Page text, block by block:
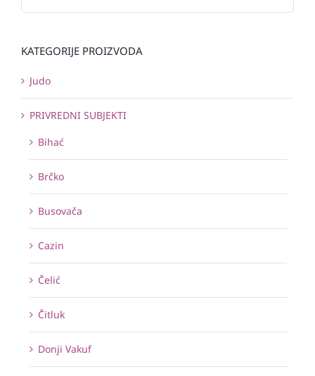
KATEGORIJE PROIZVODA
Judo
PRIVREDNI SUBJEKTI
Bihać
Brčko
Busovača
Cazin
Čelić
Čitluk
Donji Vakuf